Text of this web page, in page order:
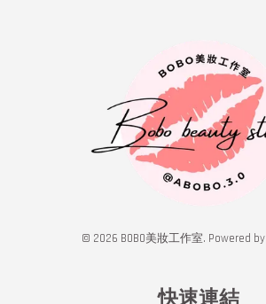
© 2026 BOBO美妝工作室. Powered by